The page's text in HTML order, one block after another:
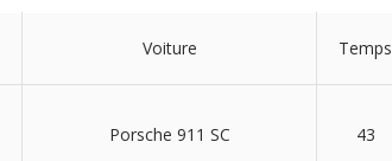
Voiture Temps
Porsche 911 SC 43